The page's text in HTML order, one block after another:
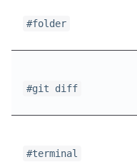
#folder
#git diff
#terminal